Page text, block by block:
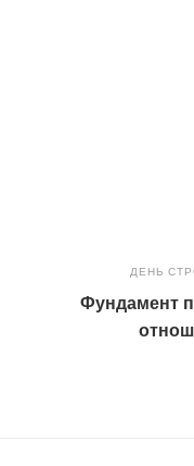
ДЕНЬ
Фундамент